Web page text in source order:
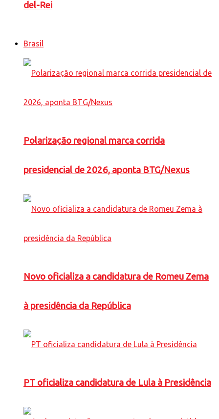
del-Rei
Brasil
Polarização regional marca corrida
presidencial de 2026, aponta BTG/Nexus
Novo oficializa a candidatura de Romeu Zema
à presidência da República
PT oficializa candidatura de Lula à Presidência